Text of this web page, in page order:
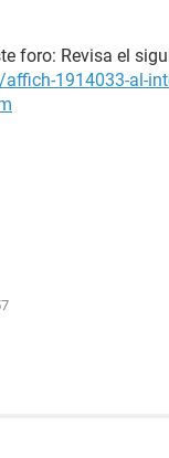
foro: Revisa el
1914033-al-